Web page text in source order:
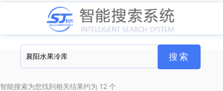
智能搜索为您找到相关结果约为 12 个